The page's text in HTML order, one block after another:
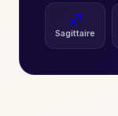
♐
Sagittaire